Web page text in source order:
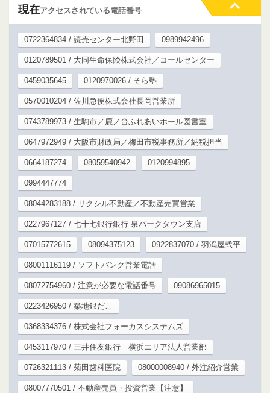
現在アクセスされている電話番号
0722364834 / 読売センター北野田 0989942496
0120789501 / 大同生命保険株式会社／コールセンター
0459035645 0120970026 / そら塾
0570010204 / 佐川急便株式会社長岡営業所
0743789973 / 生駒市／鹿ノ台ふれあいホール図書室
0647972949 / 大阪市財政局／梅田市税事務所／納税担当
0664187274 08059540942 0120994895
0994447774
08044283188 / リクシル不動産／不動産売買営業
0227967127 / 七十七銀行銀行 泉パークタウン支店
07015772615 08094375123 0922837070 / 羽潟屋弐平
08001116119 / ソフトバンク営業電話
08072754960 / 注意が必要な電話番号 09086965015
0223426950 / 築地銀だこ
0368334376 / 株式会社フォーカスシステムズ
0453117970 / 三井住友銀行 横浜エリア法人営業部
0726321113 / 菊田歯科医院 08000008940 / 外注紹介営業
08007770501 / 不動産売買・投資営業【注意】